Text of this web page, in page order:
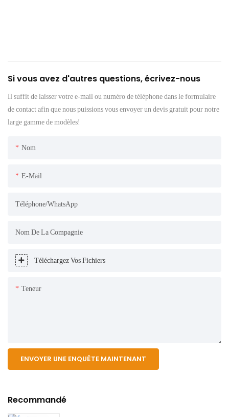
Si vous avez d'autres questions, écrivez-nous
Il suffit de laisser votre e-mail ou numéro de téléphone dans le formulaire
de contact afin que nous puissions vous envoyer un devis gratuit pour notre
large gamme de modèles!
Nom
E-Mail
Téléphone/WhatsApp
Nom De La Compagnie
Téléchargez Vos Fichiers
Teneur
ENVOYER UNE ENQUÊTE MAINTENANT
Recommandé